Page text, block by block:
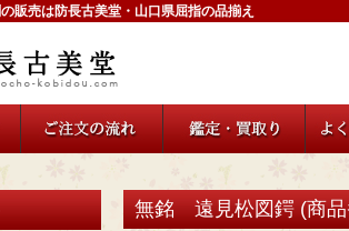
販売は防長古美堂・山口県屈指の品揃え
無銘 遠見松図鍔 (商品